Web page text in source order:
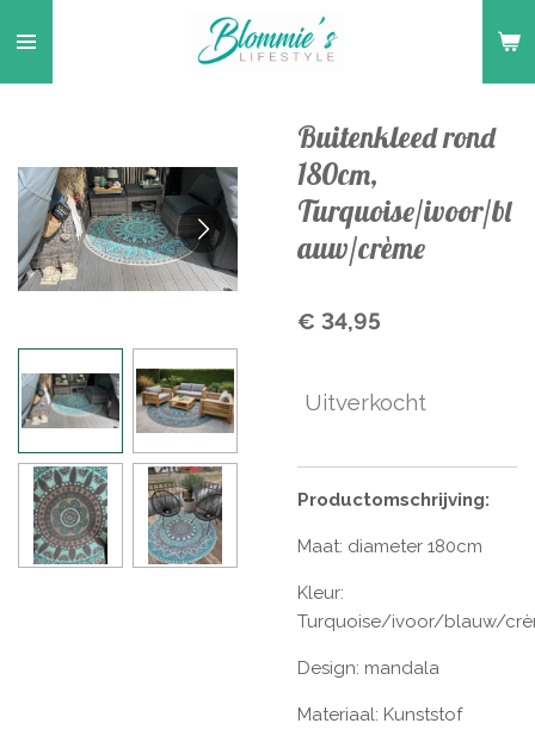
direct
naar
Buitenkleed rond
180cm,
Turquoise/ivoor/bl
auw/crème
€ 34,95
Uitverkocht
Productomschrijving:
Maat: diameter 180cm
Kleur:
Turquoise/ivoor/blauw/
Design: mandala
Materiaal: Kunststof